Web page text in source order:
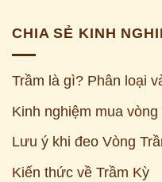
CHIA SẺ KINH
Trầm là gì? Phân loại
Kinh nghiệm mua
Lưu ý khi đeo Vòng
Kiến thức về Trầm Kỳ